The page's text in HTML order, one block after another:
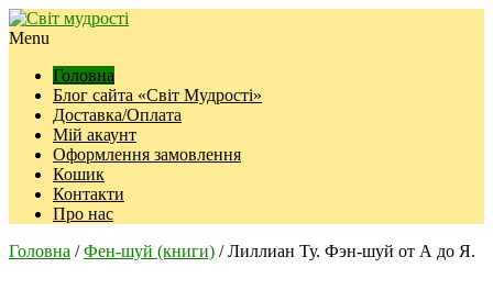
Menu
Головна
Блог сайта «Світ Мудрості»
Доставка/Оплата
Мій акаунт
Оформлення замовлення
Кошик
Контакти
Про нас
Головна /Фен-шуй (книги) / Лиллиан Ту. Фэн-шуй от А до Я.